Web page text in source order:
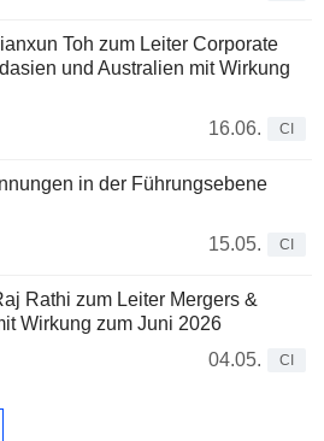
Toh zum Leiter Corporate
und Australien mit Wirkung
16.06.
CI
in der Führungsebene
15.05.
CI
Rathi zum Leiter Mergers &
Wirkung zum Juni 2026
04.05.
CI